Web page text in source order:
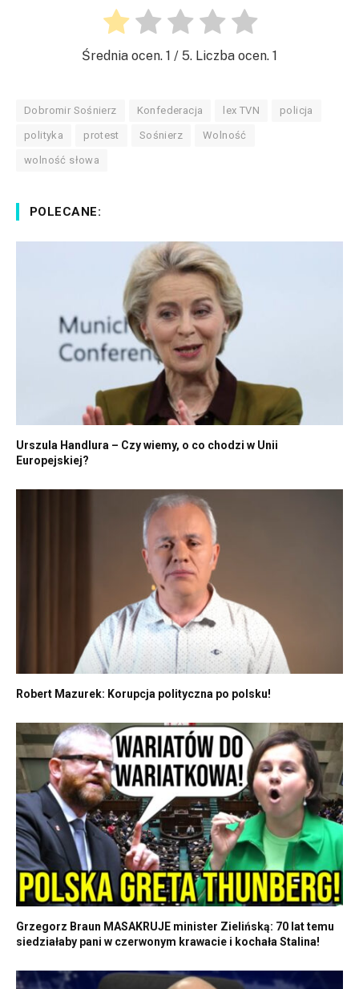
Średnia ocen. 1 / 5. Liczba ocen. 1
Dobromir Sośnierz Konfederacja lex TVN policja
polityka protest Sośnierz Wolność
wolność słowa
POLECANE:
Urszula Handlura – Czy wiemy, o co chodzi w Unii
Europejskiej?
Robert Mazurek: Korupcja polityczna po polsku!
Grzegorz Braun MASAKRUJE minister Zielińską: 70 lat temu
siedziałaby pani w czerwonym krawacie i kochała Stalina!